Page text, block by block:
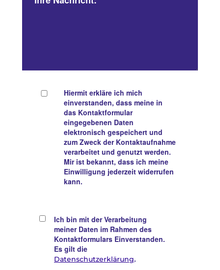
Hiermit erkläre ich mich
einverstanden, dass meine in
das Kontaktformular
eingegebenen Daten
elektronisch gespeichert und
zum Zweck der Kontaktaufnahme
verarbeitet und genutzt werden.
Mir ist bekannt, dass ich meine
Einwilligung jederzeit widerrufen
kann.
Ich bin mit der Verarbeitung
meiner Daten im Rahmen des
Kontaktformulars Einverstanden.
Es gilt die
Datenschutzerklärung.